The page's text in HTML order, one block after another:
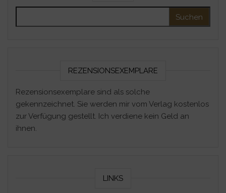
REZENSIONSEXEMPLARE
Rezensionsexemplare sind als solche
gekennzeichnet. Sie werden mir vom Verlag kostenlos
zur Verfügung gestellt. Ich verdiene kein Geld an
ihnen.
LINKS